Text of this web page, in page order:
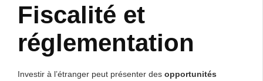
Fiscalité et
réglementation
Investir à l’étranger peut présenter des opportunités